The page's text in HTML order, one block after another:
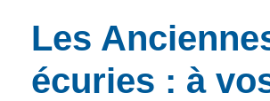
Les
écuries : à